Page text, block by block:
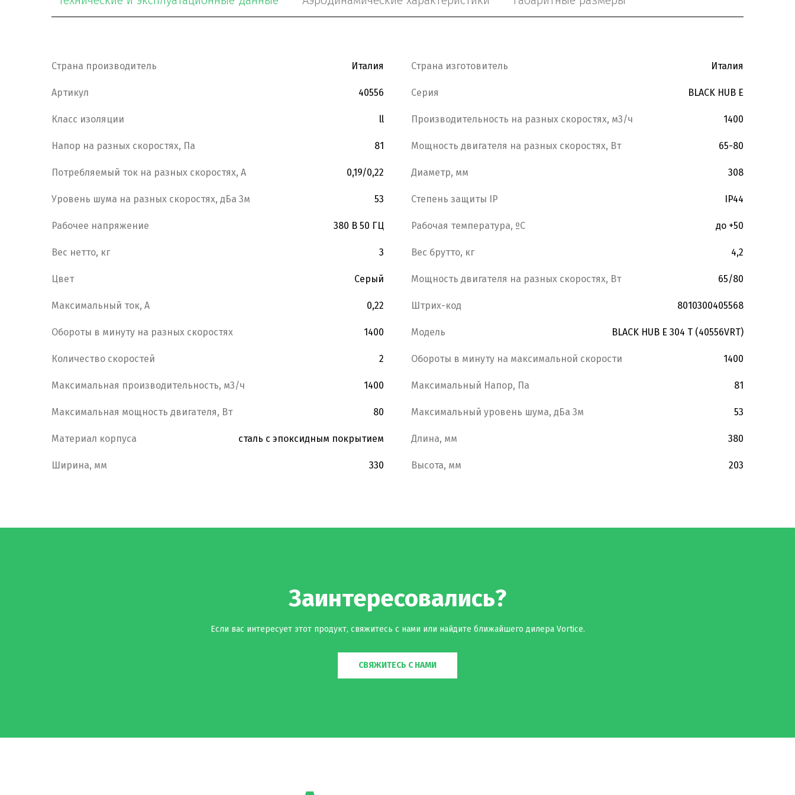
Страна производитель Италия Страна изготовитель Италия
Артикул 40556 Серия BLACK HUB E
Класс изоляции ll Производительность на разных скоростях, м3/ч 1400
Напор на разных скоростях, Па 81 Мощность двигателя на разных скоростях, Вт 65-80
Потребляемый ток на разных скоростях, А 0,19/0,22 Диаметр, мм 308
Уровень шума на разных скоростях, дБа 3м 53 Степень защиты IP IP44
Рабочее напряжение 380 В 50 ГЦ Рабочая температура, ºС до +50
Вес нетто, кг 3 Вес брутто, кг 4,2
Цвет Серый Мощность двигателя на разных скоростях, Вт 65/80
Максимальный ток, А 0,22 Штрих-код 8010300405568
Обороты в минуту на разных скоростях 1400 Модель BLACK HUB E 304 T (40556VRT)
Количество скоростей 2 Обороты в минуту на максимальной скорости 1400
Максимальная производительность, м3/ч 1400 Максимальный Напор, Па 81
Максимальная мощность двигателя, Вт 80 Максимальный уровень шума, дБа 3м 53
Материал корпуса сталь с эпоксидным покрытием Длина, мм 380
Ширина, мм 330 Высота, мм 203
Заинтересовались?
Если вас интересует этот продукт, свяжитесь с нами или найдите ближайшего дилера Vortice.
СВЯЖИТЕСЬ С НАМИ